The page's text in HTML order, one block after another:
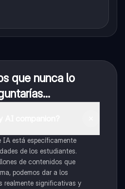
que nunca lo
IA está específicamente
de los estudiantes.
de contenidos que
podemos dar a los
realmente significativas y